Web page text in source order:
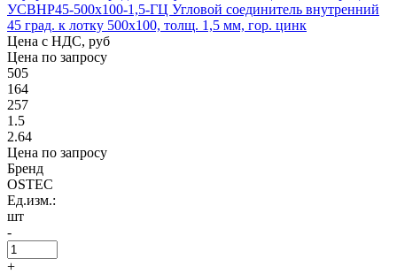
УСВНР45-500х100-1,5-ГЦ Угловой соединитель внутренний
45 град. к лотку 500х100, толщ. 1,5 мм, гор. цинк
Цена с НДС, руб
Цена по запросу
505
164
257
1.5
2.64
Цена по запросу
Бренд
OSTEC
Ед.изм.:
шт
-
+